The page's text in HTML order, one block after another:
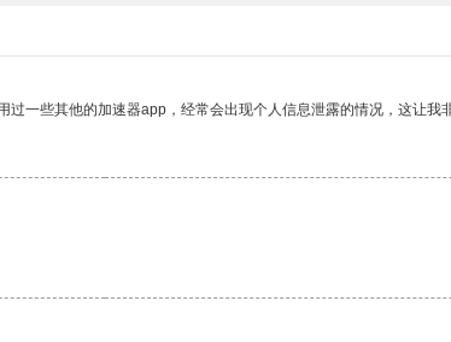
一些其他的加速器app，经常会出现个人信息泄露的情况，这让我